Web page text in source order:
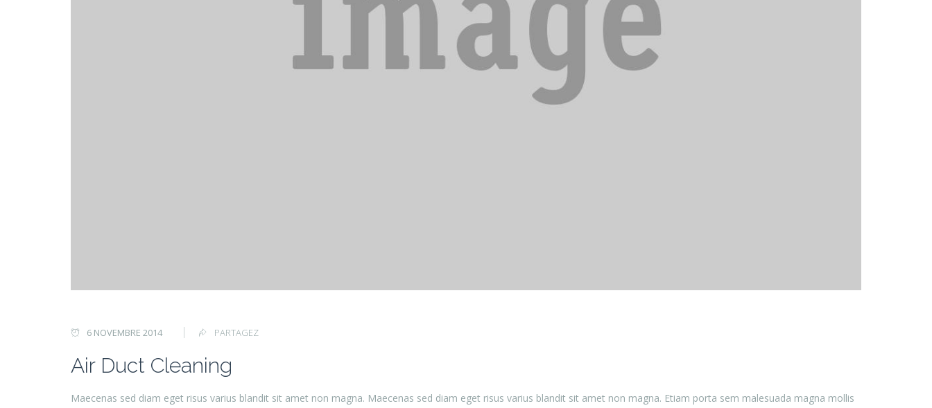
6 NOVEMBRE 2014 PARTAGEZ
Air Duct Cleaning
Maecenas sed diam eget risus varius blandit sit amet non magna. Maecenas sed diam eget risus varius blandit sit amet non magna. Etiam porta sem malesuada magna mollis